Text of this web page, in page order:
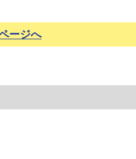
ージへ